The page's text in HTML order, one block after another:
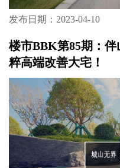
发布日期：2023-04-10
楼市BBK第85期：
粹高端改善大宅！